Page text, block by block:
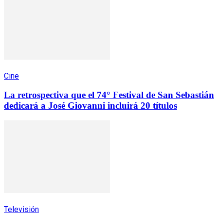
Cine
La retrospectiva que el 74° Festival de San Sebastián
dedicará a José Giovanni incluirá 20 títulos
Televisión